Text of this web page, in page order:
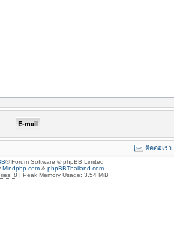
ติดต่อเรา
® Forum Software © phpBB Limited
Mindphp.com& phpBBThailand.com
8 | Peak Memory Usage: 3.54 MiB